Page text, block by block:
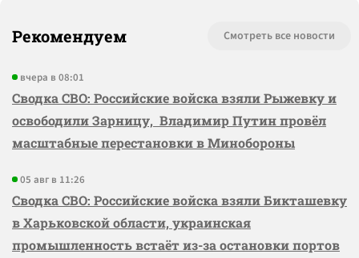
Рекомендуем Смотреть все новости
вчера в 08:01
Сводка СВО: Российские войска взяли Рыжевку и
освободили Зарницу, Владимир Путин провёл
масштабные перестановки в Минобороны
05 авг в 11:26
Сводка СВО: Российские войска взяли Бикташевку
в Харьковской области, украинская
промышленность встаёт из-за остановки портов